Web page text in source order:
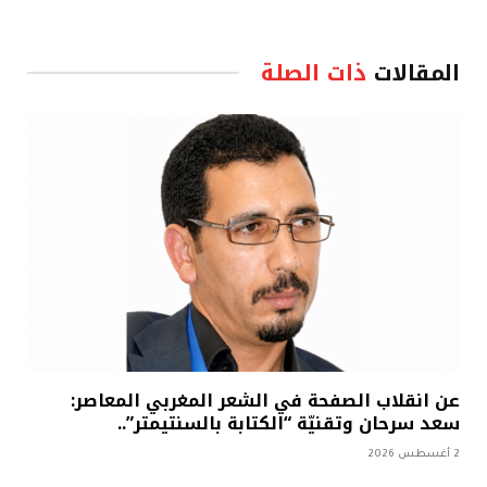
المقالات ذات الصلة
عن انقلاب الصفحة في الشعر المغربي المعاصر:
سعد سرحان وتقنيّة “الكتابة بالسنتيمتر”..
2 أغسطس 2026